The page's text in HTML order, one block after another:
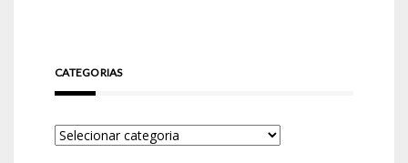
CATEGORIAS